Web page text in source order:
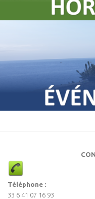
Téléphone :
33 6 41 07 16 93